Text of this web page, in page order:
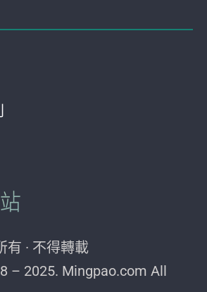
有 · 不得轉載
– 2025. Mingpao.com All